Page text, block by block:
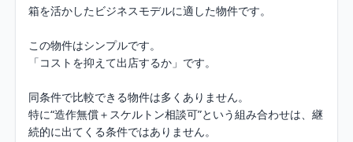
箱を活かしたビジネスモデルに適した物件です。
この物件はシンプルです。
「コストを抑えて出店するか」です。
同条件で比較できる物件は多くありません。
特に“造作無償＋スケルトン相談可”という組み合わせは、継
続的に出てくる条件ではありません。